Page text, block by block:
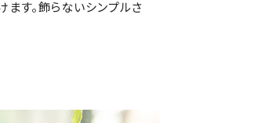
す。飾らないシンプルさ